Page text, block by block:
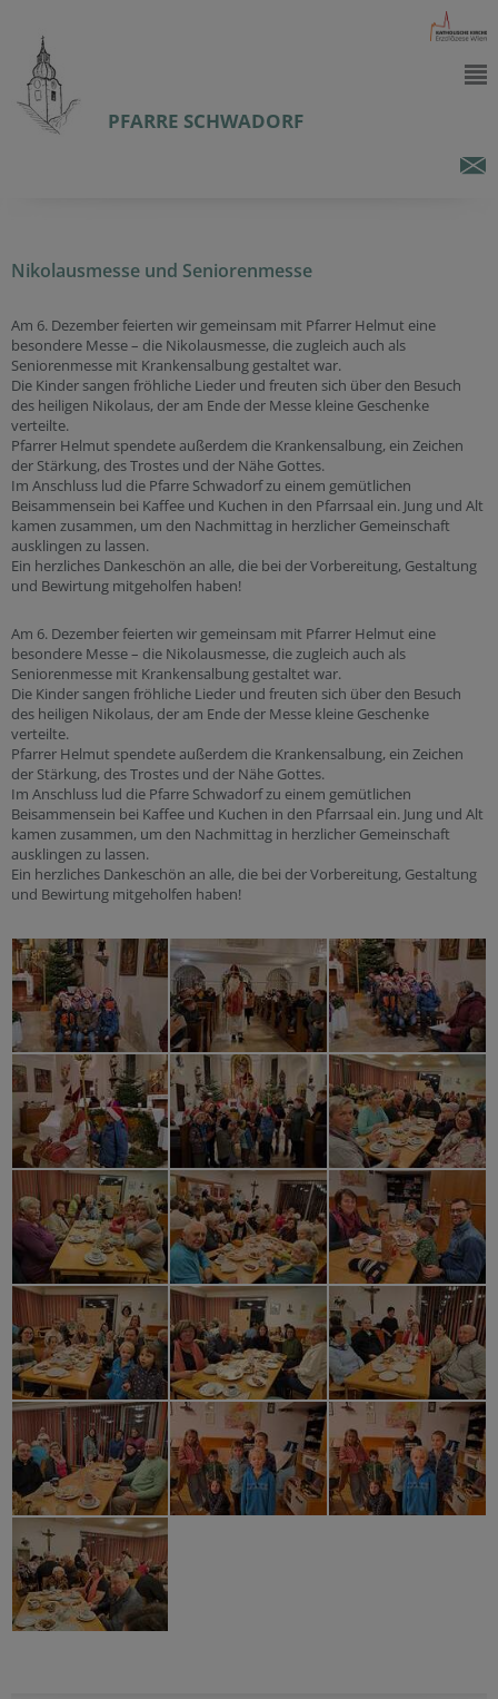
PFARRE SCHWADORF
Nikolausmesse und Seniorenmesse
Am 6. Dezember feierten wir gemeinsam mit Pfarrer Helmut eine
besondere Messe – die Nikolausmesse, die zugleich auch als
Seniorenmesse mit Krankensalbung gestaltet war.
Die Kinder sangen fröhliche Lieder und freuten sich über den Besuch
des heiligen Nikolaus, der am Ende der Messe kleine Geschenke
verteilte.
Pfarrer Helmut spendete außerdem die Krankensalbung, ein Zeichen
der Stärkung, des Trostes und der Nähe Gottes.
Im Anschluss lud die Pfarre Schwadorf zu einem gemütlichen
Beisammensein bei Kaffee und Kuchen in den Pfarrsaal ein. Jung und Alt
kamen zusammen, um den Nachmittag in herzlicher Gemeinschaft
ausklingen zu lassen.
Ein herzliches Dankeschön an alle, die bei der Vorbereitung, Gestaltung
und Bewirtung mitgeholfen haben!
Am 6. Dezember feierten wir gemeinsam mit Pfarrer Helmut eine
besondere Messe – die Nikolausmesse, die zugleich auch als
Seniorenmesse mit Krankensalbung gestaltet war.
Die Kinder sangen fröhliche Lieder und freuten sich über den Besuch
des heiligen Nikolaus, der am Ende der Messe kleine Geschenke
verteilte.
Pfarrer Helmut spendete außerdem die Krankensalbung, ein Zeichen
der Stärkung, des Trostes und der Nähe Gottes.
Im Anschluss lud die Pfarre Schwadorf zu einem gemütlichen
Beisammensein bei Kaffee und Kuchen in den Pfarrsaal ein. Jung und Alt
kamen zusammen, um den Nachmittag in herzlicher Gemeinschaft
ausklingen zu lassen.
Ein herzliches Dankeschön an alle, die bei der Vorbereitung, Gestaltung
und Bewirtung mitgeholfen haben!